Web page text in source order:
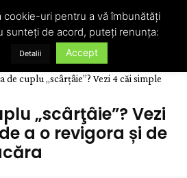
de cuplu „scârţâie”? Vezi 4 căi simple
„scârţâie”? Vezi
a o revigora și de
cookie-uri pentru a vă îmbunătăți
sunteți de acord, puteți renunța:
Detalii Accept